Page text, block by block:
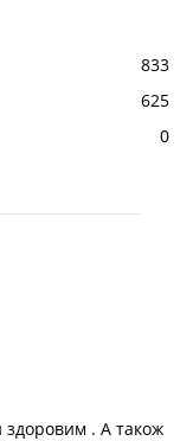
833
625
0
здоровим . А також